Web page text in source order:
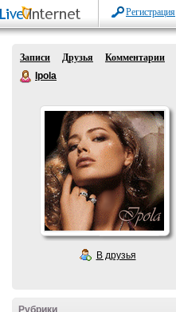
Регистрация
Записи Друзья
Комментарии
Ipola
В друзья
Рубрики